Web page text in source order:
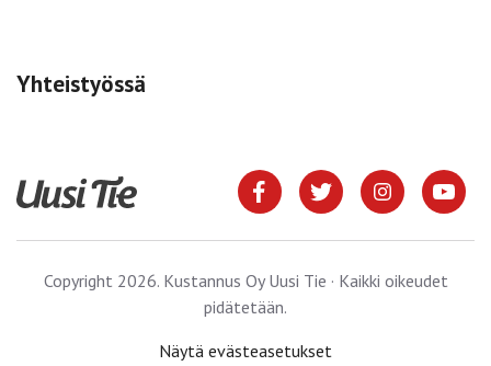
Yhteistyössä
Copyright 2026. Kustannus Oy Uusi Tie · Kaikki oikeudet
pidätetään.
Näytä evästeasetukset